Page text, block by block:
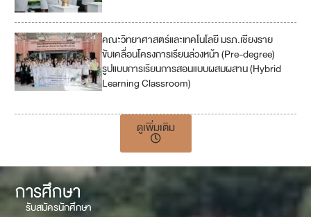
คณะวิทยาศาสตร์และเทคโนโลยี มรภ.เชียงราย
ขับเคลื่อนโครงการเรียนล่วงหน้า (Pre-degree)
รูปแบบการเรียนการสอนแบบผสมผสาน (Hybrid
Learning Classroom)
ดูเพิ่มเติม
การศึกษา
รับสมัครนักศึกษา